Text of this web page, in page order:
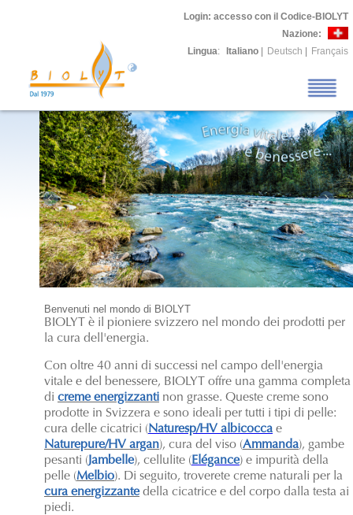
Login: accesso con il Codice-BIOLYT
Nazione:
Lingua: Italiano Deutsch Français
Benvenuti nel mondo di BIOLYT
BIOLYT è il pioniere svizzero nel mondo dei prodotti per
la cura dell'energia.
Con oltre 40 anni di successi nel campo dell'energia
vitale e del benessere, BIOLYT offre una gamma completa
di creme energizzanti non grasse. Queste creme sono
prodotte in Svizzera e sono ideali per tutti i tipi di pelle:
cura delle cicatrici (Naturesp/HV albicocca e
Naturepure/HV argan), cura del viso (Ammanda), gambe
pesanti (Jambelle), cellulite (Elégance) e impurità della
pelle (Melbio). Di seguito, troverete creme naturali per la
cura energizzantedella cicatrice e del corpo dalla testa ai
piedi.